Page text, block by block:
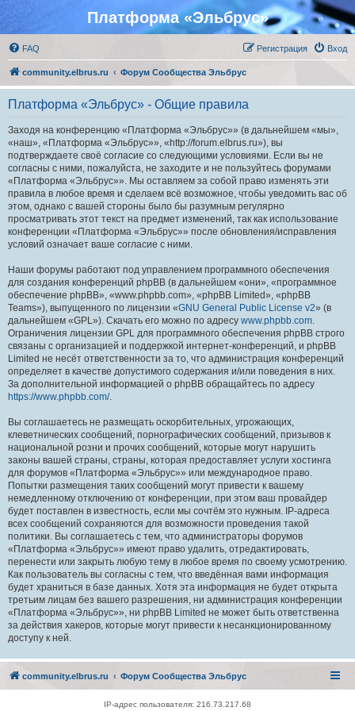
Платформа «Эльбрус»
FAQ Вход
Регистрация
community.elbrus.ru Форум Сообщества Эльбрус
Платформа «Эльбрус» - Общие правила
Заходя на конференцию «Платформа «Эльбрус»» (в дальнейшем «мы»,
«наш», «Платформа «Эльбрус»», «http://forum.elbrus.ru»), вы
подтверждаете своё согласие со следующими условиями. Если вы не
согласны с ними, пожалуйста, не заходите и не пользуйтесь форумами
«Платформа «Эльбрус»». Мы оставляем за собой право изменять эти
правила в любое время и сделаем всё возможное, чтобы уведомить вас об
этом, однако с вашей стороны было бы разумным регулярно
просматривать этот текст на предмет изменений, так как использование
конференции «Платформа «Эльбрус»» после обновления/исправления
условий означает ваше согласие с ними.
Наши форумы работают под управлением программного обеспечения
для создания конференций phpBB (в дальнейшем «они», «программное
обеспечение phpBB», «www.phpbb.com», «phpBB Limited», «phpBB
Teams»), выпущенного по лицензии «GNU General Public License v2» (в
дальнейшем «GPL»). Скачать его можно по адресу www.phpbb.com.
Ограничения лицензии GPL для программного обеспечения phpBB строго
связаны с организацией и поддержкой интернет-конференций, и phpBB
Limited не несёт ответственности за то, что администрация конференций
определяет в качестве допустимого содержания и/или поведения в них.
За дополнительной информацией о phpBB обращайтесь по адресу
https://www.phpbb.com/.
Вы соглашаетесь не размещать оскорбительных, угрожающих,
клеветнических сообщений, порнографических сообщений, призывов к
национальной розни и прочих сообщений, которые могут нарушить
законы вашей страны, страны, которая предоставляет услуги хостинга
для форумов «Платформа «Эльбрус»» или международное право.
Попытки размещения таких сообщений могут привести к вашему
немедленному отключению от конференции, при этом ваш провайдер
будет поставлен в известность, если мы сочтём это нужным. IP-адреса
всех сообщений сохраняются для возможности проведения такой
политики. Вы соглашаетесь с тем, что администраторы форумов
«Платформа «Эльбрус»» имеют право удалить, отредактировать,
перенести или закрыть любую тему в любое время по своему усмотрению.
Как пользователь вы согласны с тем, что введённая вами информация
будет храниться в базе данных. Хотя эта информация не будет открыта
третьим лицам без вашего разрешения, ни администрация конференции
«Платформа «Эльбрус»», ни phpBB Limited не может быть ответственна
за действия хакеров, которые могут привести к несанкционированному
доступу к ней.
community.elbrus.ru Форум Сообщества Эльбрус
IP-адрес пользователя: 216.73.217.68